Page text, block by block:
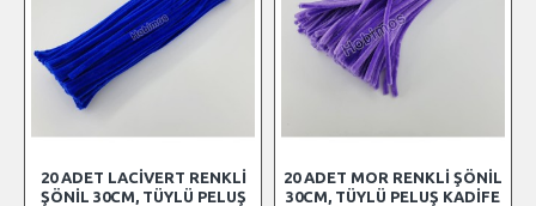
20 ADET LACIVERT RENKLI
ŞÖNIL 30CM, TÜYLÜ PELUŞ
20 ADET MOR RENKLI ŞÖNIL
30CM, TÜYLÜ PELUŞ KADIFE